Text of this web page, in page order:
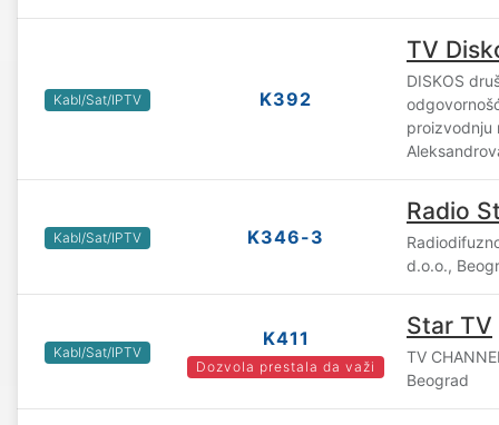
Kabl/Sat/IPTV K392
TV
DISKOS
proizvodnju
Kabl/Sat/IPTV K346-3
Radio
d.o.o.,
Kabl/Sat/IPTV
K411
Dozvola prestala da važi
Star TV
TV
Beograd